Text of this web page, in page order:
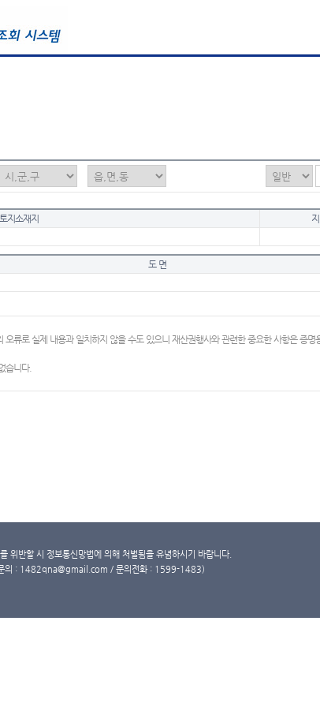
토지소재지
도 면
오류로 실제 내용과 일치하지 않을 수도 있으니 재산권행사와 관련한 중요한 사항은 증
습니다.
위반할 시 정보통신망법에 의해 처벌됨을 유념하시기 바랍니다.
의 : 1482qna@gmail.com / 문의전화 : 1599-1483)